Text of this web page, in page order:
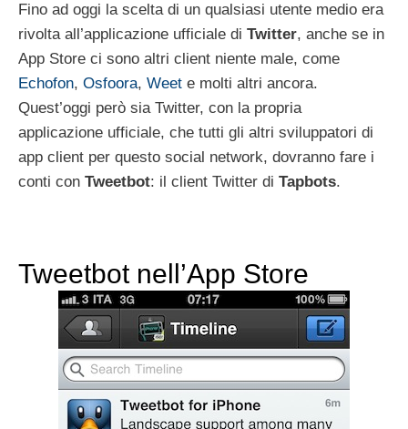
Fino ad oggi la scelta di un qualsiasi utente medio era
rivolta all’applicazione ufficiale di Twitter, anche se in
App Store ci sono altri client niente male, come
Echofon, Osfoora, Weet e molti altri ancora.
Quest’oggi però sia Twitter, con la propria
applicazione ufficiale, che tutti gli altri sviluppatori di
app client per questo social network, dovranno fare i
conti con Tweetbot: il client Twitter di Tapbots.
Tweetbot nell’App Store